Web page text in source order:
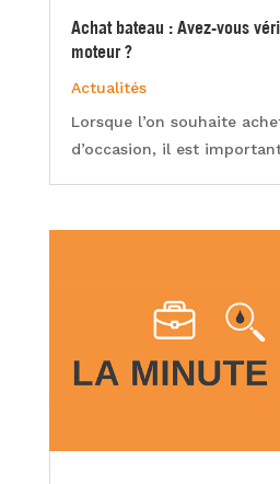
Achat bateau : Avez-vous
moteur ?
Actualités
Lorsque l’on souhaite
d’occasion, il est